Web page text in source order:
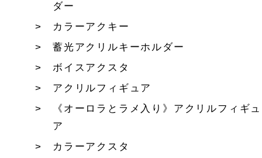
ダー
カラーアクキー
蓄光アクリルキーホルダー
ボイスアクスタ
アクリルフィギュア
《オーロラとラメ入り》アクリルフィギュ
ア
カラーアクスタ